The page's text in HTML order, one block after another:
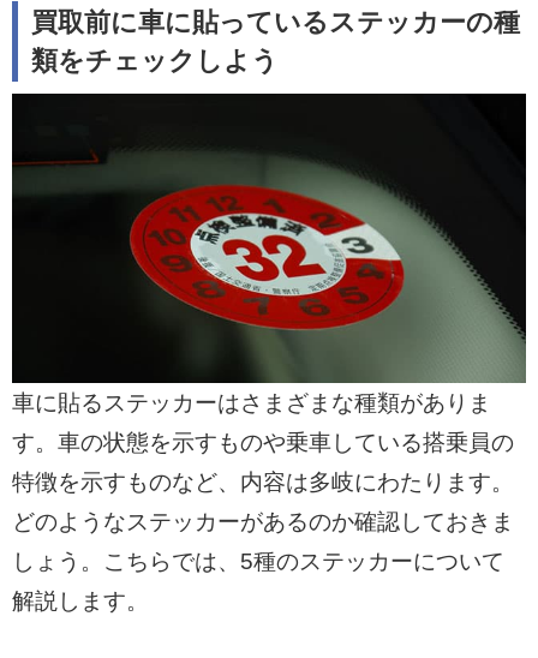
買取前に車に貼っているステッカーの種
類をチェックしよう
車に貼るステッカーはさまざまな種類がありま
す。車の状態を示すものや乗車している搭乗員の
特徴を示すものなど、内容は多岐にわたります。
どのようなステッカーがあるのか確認しておきま
しょう。こちらでは、5種のステッカーについて
解説します。